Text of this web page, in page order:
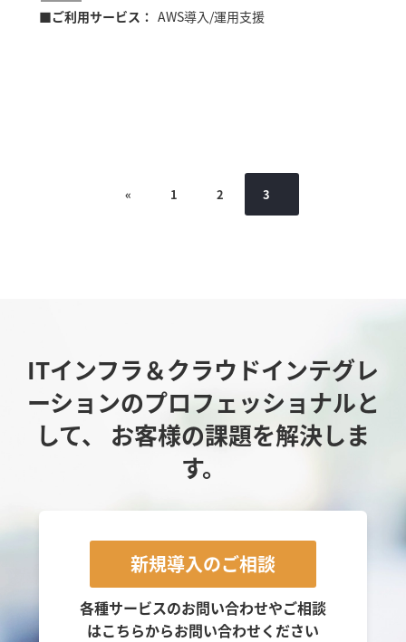
■ご利用サービス： AWS導入/運用支援
« 1 2 3
ITインフラ＆クラウドインテグレ
ーションのプロフェッショナルと
して、
お客様の課題を解決しま
す。
新規導入のご相談
各種サービスのお問い合わせやご相談
はこちらからお問い合わせください